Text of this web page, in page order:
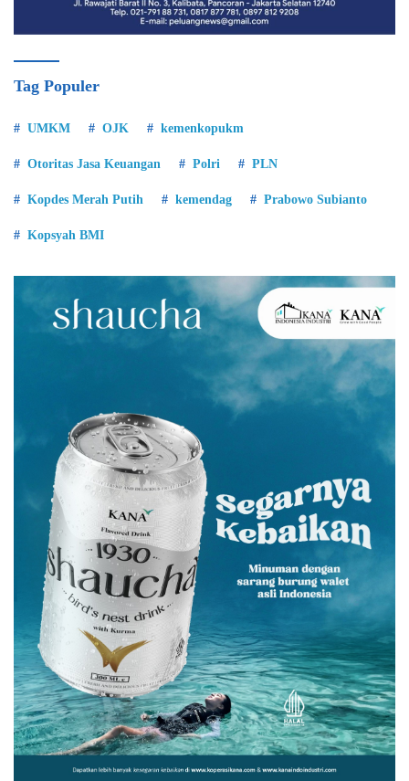
Tag Populer
UMKM OJK kemenkopukm
Otoritas Jasa Keuangan Polri PLN
Kopdes Merah Putih kemendag Prabowo Subianto
Kopsyah BMI